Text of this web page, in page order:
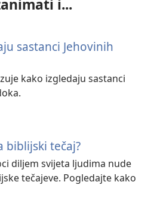
i...
sastanci Jehovinih
kako izgledaju sastanci
biblijski tečaj?
diljem svijeta ljudima nude
tečajeve. Pogledajte kako